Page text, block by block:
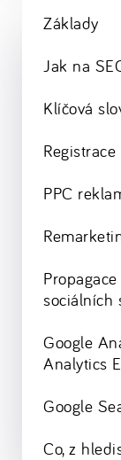
Základy
Jak na
Klíčová
PPC
sociálních
Google
Analytics
Google
Co, z